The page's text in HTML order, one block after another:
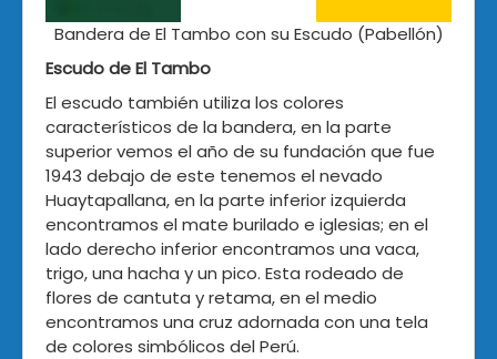
Bandera de El Tambo con su Escudo (Pabellón)
Escudo de El Tambo
El escudo también utiliza los colores
característicos de la bandera, en la parte
superior vemos el año de su fundación que fue
1943 debajo de este tenemos el nevado
Huaytapallana, en la parte inferior izquierda
encontramos el mate burilado e iglesias; en el
lado derecho inferior encontramos una vaca,
trigo, una hacha y un pico. Esta rodeado de
flores de cantuta y retama, en el medio
encontramos una cruz adornada con una tela
de colores simbólicos del Perú.